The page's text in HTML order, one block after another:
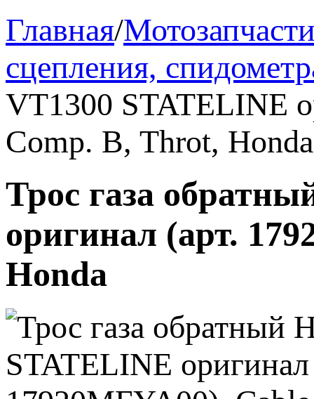
Главная/
сцепления,
VT1300 STATELINE
Comp. B, Throt, Honda
Трос газа
оригинал (арт.
Honda